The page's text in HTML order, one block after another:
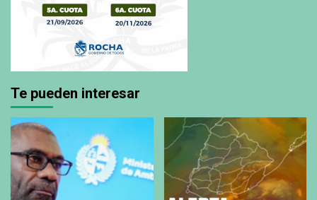
Te pueden interesar